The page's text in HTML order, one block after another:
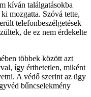
kíván találgatásokba
mozgatta. Szóvá tette,
telefonbeszélgetések
de ez nem érdekelte
többek között azt
így érthetetlen, miként
A védő szerint az ügy
bűncselekmény